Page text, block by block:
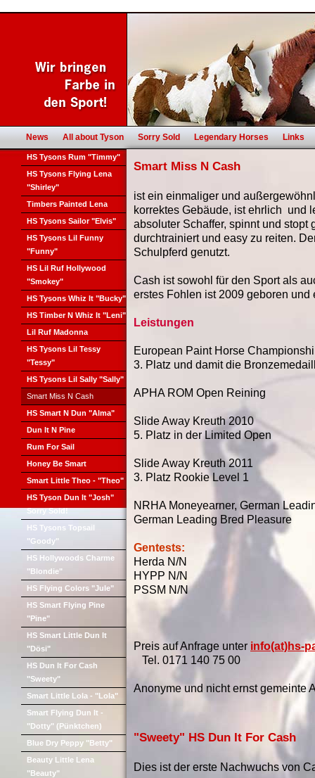
News All about Tyson Sorry Sold Legendary Horses Links
HS Tysons Rum "Timmy"
HS Tysons Flying Lena
"Shirley"
Timbers Painted Lena
HS Tysons Sailor "Elvis"
HS Tysons Lil Funny
"Funny"
HS Lil Ruf Hollywood
"Smokey"
HS Tysons Whiz It "Bucky"
HS Timber N Whiz It "Leni"
Lil Ruf Madonna
HS Tysons Lil Tessy
"Tessy"
HS Tysons Lil Sally "Sally"
Smart Miss N Cash
HS Smart N Dun "Alma"
Dun It N Pine
Rum For Sail
Honey Be Smart
Smart Little Theo - "Theo"
HS Tyson Dun It "Josh"
Sorry Sold!
HS Tysons Topsail
"Goody"
HS Hollywoods Charme
"Blondie"
HS Flying Colors "Jule"
HS Smart Flying Pine
"Pine"
HS Smart Little Dun It
"Dösi"
HS Dun It For Cash
"Sweety"
Smart Little Lola - "Lola"
Smart Flying Dun It -
"Dotty" (Pünktchen)
Blue Dry Peppy "Betty"
Beauty Little Lena
"Beauty"
Smart Miss N Cash
ist ein einmaliger und
korrektes Gebäude, ist ehrlich und
absoluter Schaffer, spinnt und stopt
durchtrainiert und easy zu reiten.
Schulpferd genutzt.
Cash ist sowohl für den Sport als
erstes Fohlen ist 2009 geboren und
Leistungen
European Paint Horse
3. Platz und damit die
APHA ROM Open Reining
Slide Away Kreuth 2010
5. Platz in der Limited Open
Slide Away Kreuth 2011
3. Platz Rookie Level 1
NRHA Moneyearner, German
German Leading Bred Pleasure
Gentests:
Herda N/N
HYPP N/N
PSSM N/N
Preis auf Anfrage unter info(at)hs-
Tel. 0171 140 75 00
Anonyme und nicht ernst gemeinte
"Sweety" HS Dun It For Cash
Dies ist der erste Nachwuchs von